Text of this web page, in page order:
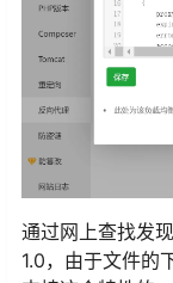
通过网上查找发
1.0，由于文件的